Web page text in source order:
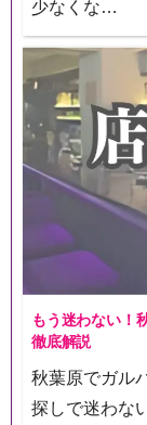
少なくな…
もう迷わない！
徹底解説
秋葉原でガル
探しで迷わな